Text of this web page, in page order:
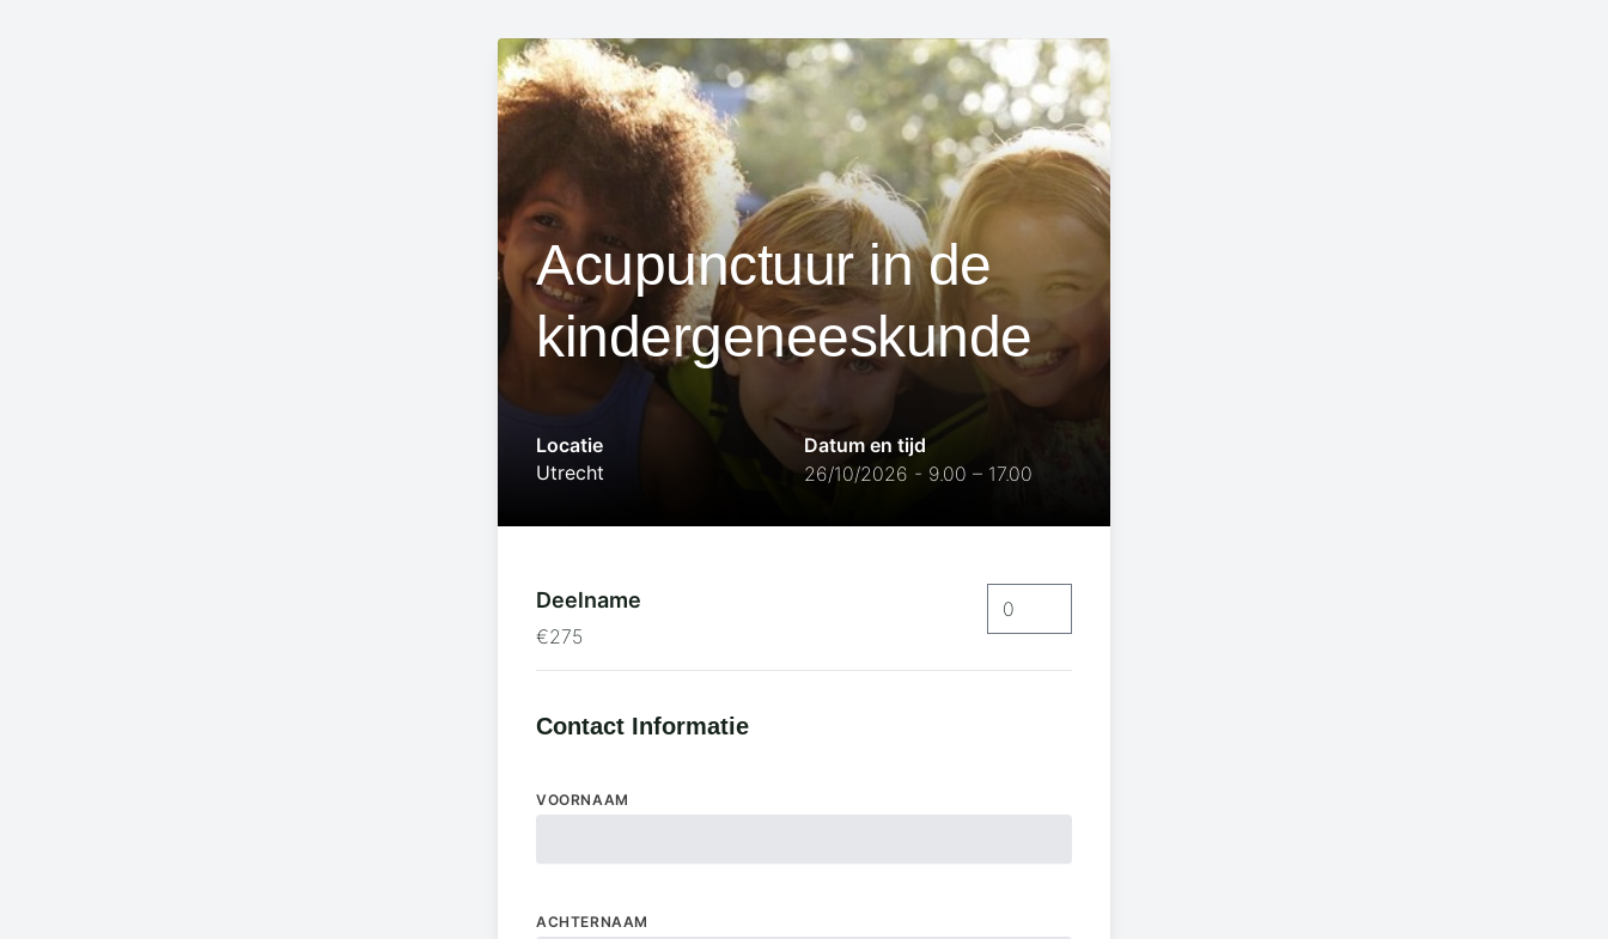
Acupunctuur in de
kindergeneeskunde
Locatie
Utrecht
Datum en tijd
26/10/2026 - 9.00 – 17.00
Deelname
€275
Contact Informatie
VOORNAAM
ACHTERNAAM